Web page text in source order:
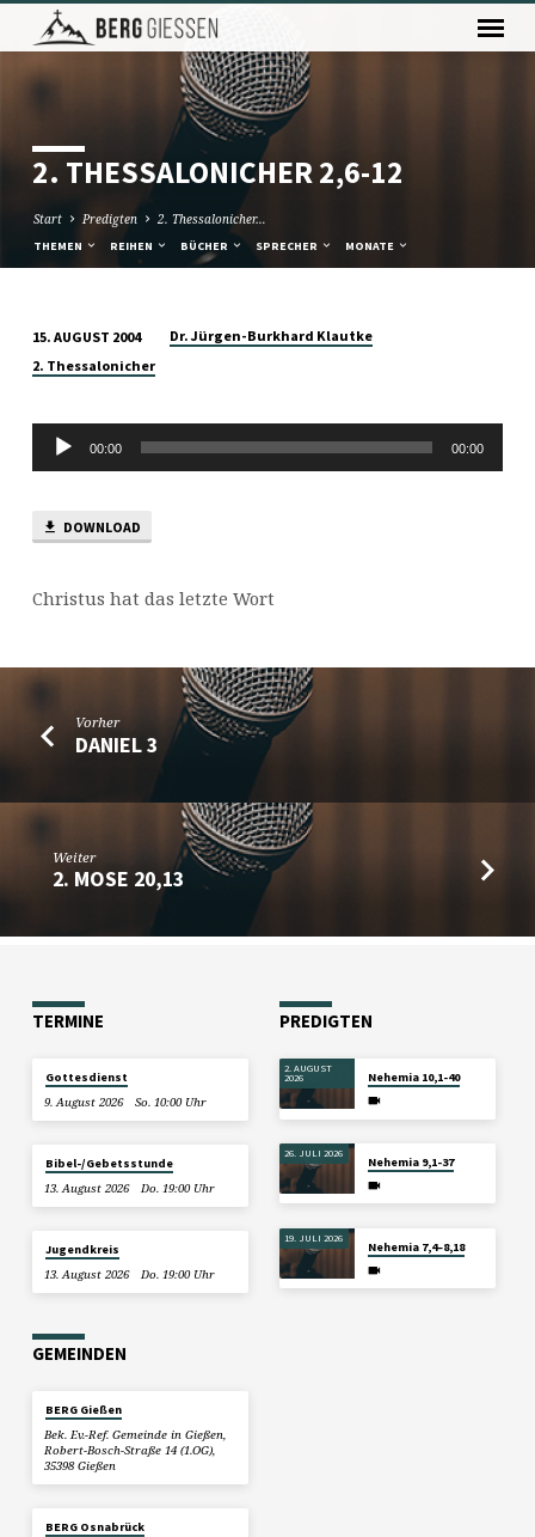
2. THESSALONICHER 2,6-12
Start Predigten 2. Thessalonicher…
THEMEN REIHEN BÜCHER SPRECHER MONATE
2.
2,6-
12
15. AUGUST 2004
Dr. Jürgen-Burkhard Klautke
2. Thessalonicher
Audio-
Player
00:00 00:00
DOWNLOAD
Christus hat das letzte Wort
Vorher
DANIEL 3
Weiter
2. MOSE 20,13
TERMINE
Gottesdienst
9. August 2026
So. 10:00 Uhr
Bibel-/Gebetsstunde
13. August 2026
Do. 19:00 Uhr
Jugendkreis
13. August 2026
Do. 19:00 Uhr
PREDIGTEN
2. AUGUST
2026 Nehemia 10,1-40
26. JULI 2026
Nehemia 9,1-37
19. JULI 2026
Nehemia 7,4–8,18
GEMEINDEN
BERG Gießen
Bek. Ev.-Ref. Gemeinde in Gießen,
Robert-Bosch-Straße 14 (1.OG),
35398 Gießen
BERG Osnabrück